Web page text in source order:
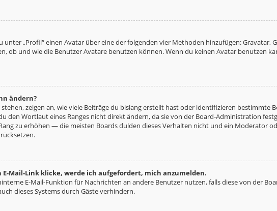
„Profil“ einen Avatar über eine der folgenden vier Methoden hinzufügen: Gravatar,
ob und wie die Benutzer Avatare benutzen können. Wenn du keinen Avatar benutzen
ändern?
zeigen an, wie viele Beiträge du bislang erstellt hast oder identifizieren bestimmte
den Wortlaut eines Ranges nicht direkt ändern, da sie von der Board-Administration
zu erhöhen — die meisten Boards dulden dieses Verhalten nicht und ein Moderator
Mail-Link klicke, werde ich aufgefordert, mich anzumelden.
E-Mail-Funktion für Nachrichten an andere Benutzer nutzen, falls diese von der
dieses Systems durch Gäste verhindern.